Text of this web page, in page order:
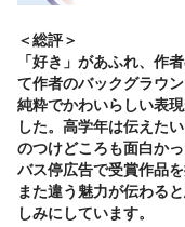
＜総評＞
「好き」があふれ、作
て作者のバックグラウ
純粋でかわいらしい表
した。高学年は伝えた
のつけどころも面白かっ
バス停広告で受賞作品
また違う魅力が伝わる
しみにしています。